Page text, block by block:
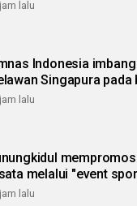
lalu
Indonesia imbang
Singapura pada
lalu
melalui "event
lalu